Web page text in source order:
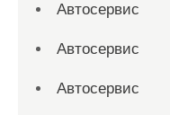
Автосервис
Автосервис
Автосервис